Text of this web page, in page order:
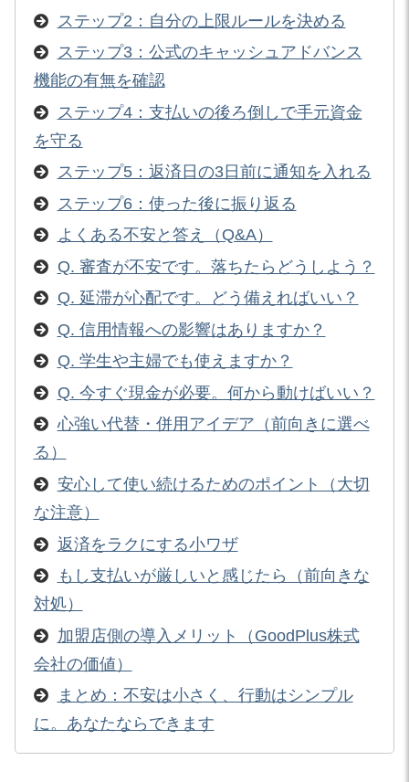
ステップ2：自分の上限ルールを決める
ステップ3：公式のキャッシュアドバンス
機能の有無を確認
ステップ4：支払いの後ろ倒しで手元資金
を守る
ステップ5：返済日の3日前に通知を入れる
ステップ6：使った後に振り返る
よくある不安と答え（Q&A）
Q. 審査が不安です。落ちたらどうしよう？
Q. 延滞が心配です。どう備えればいい？
Q. 信用情報への影響はありますか？
Q. 学生や主婦でも使えますか？
Q. 今すぐ現金が必要。何から動けばいい？
心強い代替・併用アイデア（前向きに選べ
る）
安心して使い続けるためのポイント（大切
な注意）
返済をラクにする小ワザ
もし支払いが厳しいと感じたら（前向きな
対処）
加盟店側の導入メリット（GoodPlus株式
会社の価値）
まとめ：不安は小さく、行動はシンプル
に。あなたならできます